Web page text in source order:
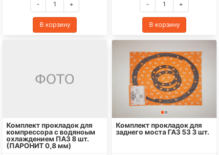
- +
В корзину
- +
В корзину
Комплект прокладок для
компрессора с водяноым
охлаждением ПАЗ 8 шт.
(ПАРОНИТ 0,8 мм)
Комплект прокладок для
заднего моста ГАЗ 53 3 шт.